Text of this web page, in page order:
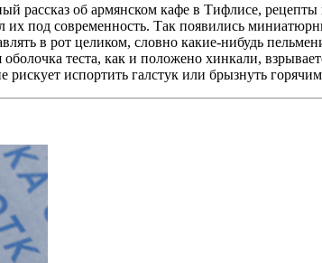
рассказ об армянском кафе в Тифлисе, рецепты
под современность. Так появились
в рот целиком, словно какие-нибудь
теста, как и положено хинкали,
испортить галстук или брызнуть горячим